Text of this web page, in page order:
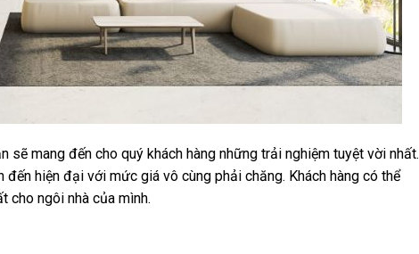
sẽ mang đến cho quý khách hàng những trải nghiệm tuyệt vời nhất.
hiện đại với mức giá vô cùng phải chăng. Khách hàng có thể
cho ngôi nhà của mình.